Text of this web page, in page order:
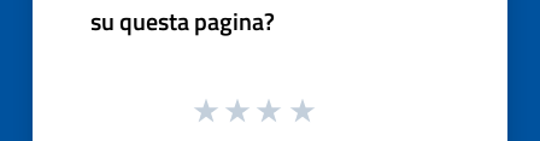
su questa pagina?